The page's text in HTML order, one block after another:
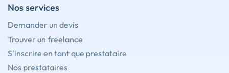
Nos services
Demander un devis
Trouver un freelance
S'inscrire en tant que prestataire
Nos prestataires